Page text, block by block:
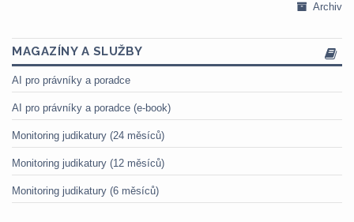
Archiv
MAGAZÍNY A SLUŽBY
AI pro právníky a poradce
AI pro právníky a poradce (e-book)
Monitoring judikatury (24 měsíců)
Monitoring judikatury (12 měsíců)
Monitoring judikatury (6 měsíců)